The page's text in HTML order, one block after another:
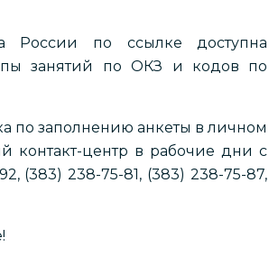
России по ссылке доступна
занятий по ОКЗ и кодов по
по заполнению анкеты в личном
контакт-центр в рабочие дни с
(383) 238-75-81, (383) 238-75-87,